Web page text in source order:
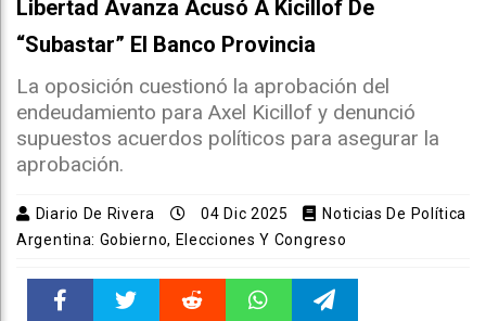
Libertad Avanza Acusó A Kicillof De
“subastar” El Banco Provincia
La oposición cuestionó la aprobación del
endeudamiento para Axel Kicillof y denunció
supuestos acuerdos políticos para asegurar la
aprobación.
Diario De Rivera 04 Dic 2025
Noticias De Política
Argentina: Gobierno, Elecciones Y Congreso